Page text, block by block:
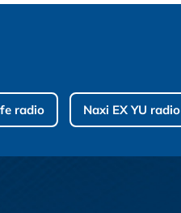
radio Naxi EX YU radio